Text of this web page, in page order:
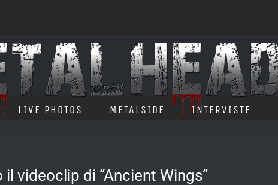
LIVE PHOTOS METALSIDE INTERVISTE
il videoclip di “Ancient Wings”